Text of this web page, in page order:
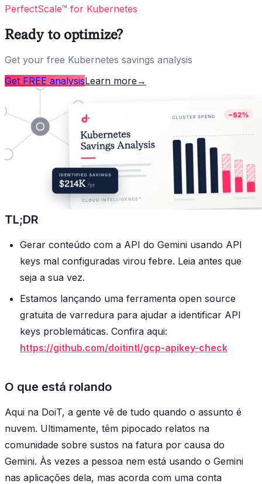
PerfectScale™ for Kubernetes
Ready to optimize?
Get your free Kubernetes savings analysis
Get FREE analysisLearn more →
TL;DR
Gerar conteúdo com a API do Gemini usando API
keys mal configuradas virou febre. Leia antes que
seja a sua vez.
Estamos lançando uma ferramenta open source
gratuita de varredura para ajudar a identificar API
keys problemáticas. Confira aqui:
https://github.com/doitintl/gcp-apikey-check
O que está rolando
Aqui na DoiT, a gente vê de tudo quando o assunto é
nuvem. Ultimamente, têm pipocado relatos na
comunidade sobre sustos na fatura por causa do
Gemini. Às vezes a pessoa nem está usando o Gemini
nas aplicações dela, mas acorda com uma conta